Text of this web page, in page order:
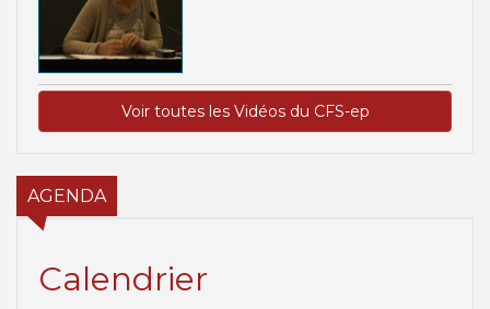
Voir toutes les Vidéos du CFS-ep
AGENDA
Calendrier